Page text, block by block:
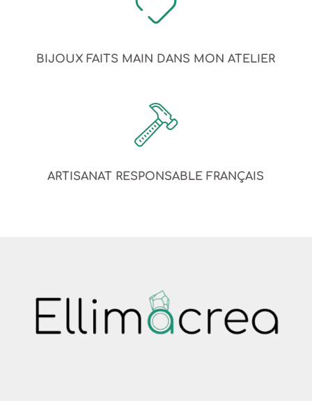
BIJOUX FAITS MAIN DANS MON ATELIER
ARTISANAT RESPONSABLE FRANÇAIS